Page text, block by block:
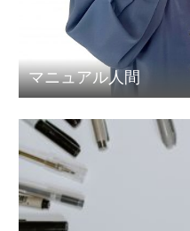
マニュアル人間